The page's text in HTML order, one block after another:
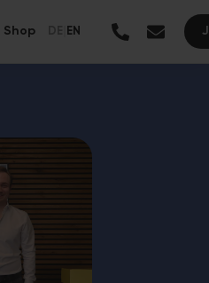
und langer
Shop EN